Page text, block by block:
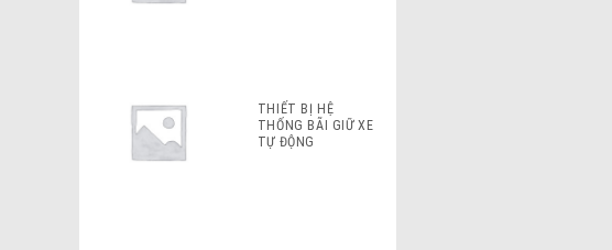
THIẾT BỊ HỆ
THỐNG BÃI GIỮ XE
TỰ ĐỘNG